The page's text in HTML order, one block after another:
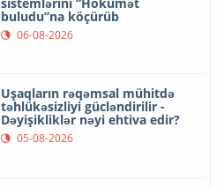
buludu”na köçürüb
06-08-2026
Uşaqların rəqəmsal mühitdə
təhlükəsizliyi gücləndirilir -
Dəyişikliklər nəyi ehtiva edir?
05-08-2026